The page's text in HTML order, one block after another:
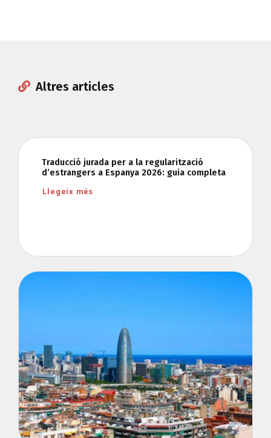
Altres articles
Traducció jurada per a la regularització
d’estrangers a Espanya 2026: guia completa
Llegeix més